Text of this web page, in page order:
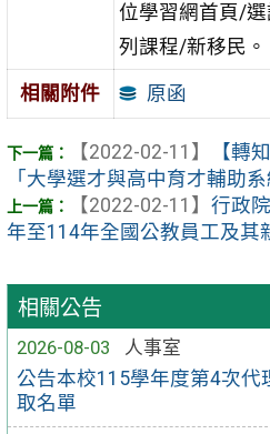
相關公告
2026-08-03
人事室
公告本校115學年度第4次代
取名單
位學習網首頁/
列課程/新移民。
相關附件 原函
【2022-02-11】
【轉
「大學選才與高中育才輔助
【2022-02-11】 行政
年至114年全國公教員工及其